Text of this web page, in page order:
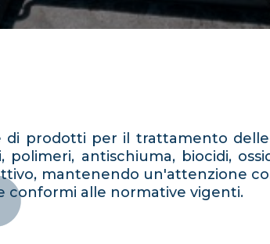
di prodotti per il trattamento
antischiuma, biocidi,
mantenendo un'attenzione
conformi alle normative vigenti.